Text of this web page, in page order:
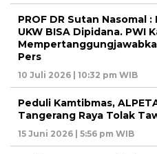
PROF DR Sutan Nasomal
UKW BISA Dipidana. PWI
Pers
10 Juli 2026 | 10:32 pm WIB
Peduli Kamtibmas,
Tangerang Raya Tolak
15 Juni 2026 | 5:56 pm WIB